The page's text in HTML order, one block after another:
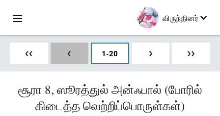
விருந்தினர்
❮❮ ❮ 1-20 ❯ ❯❯
சூரா 8, ஸூரத்துல் அன்ஃபால் (போரில்
கிடைத்த வெற்றிப்பொருள்கள்)